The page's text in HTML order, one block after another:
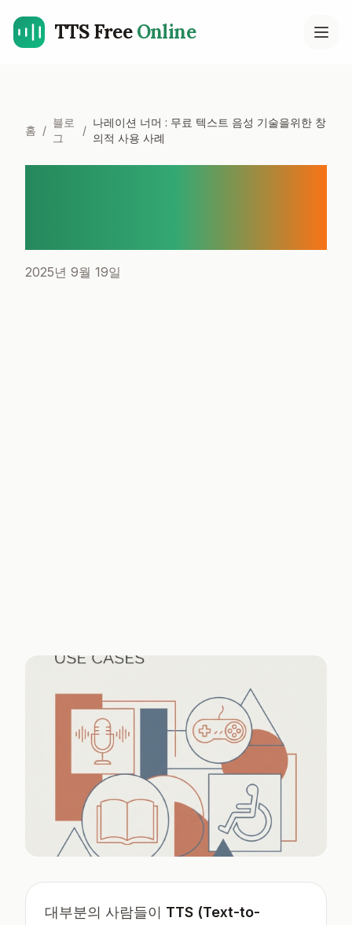
TTS FreeOnline
홈 /
블로
그
/
나레이션 너머 : 무료 텍스트 음성 기술을위한 창
의적 사용 사례
2025년 9월 19일
대부분의 사람들이 TTS (Text-to-